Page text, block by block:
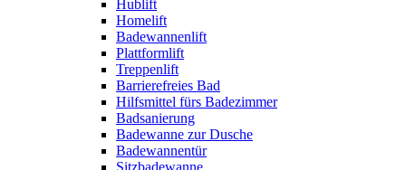
Hublift
Homelift
Badewannenlift
Plattformlift
Treppenlift
Barrierefreies Bad
Hilfsmittel fürs Badezimmer
Badsanierung
Badewanne zur Dusche
Badewannentür
Sitzbadewanne